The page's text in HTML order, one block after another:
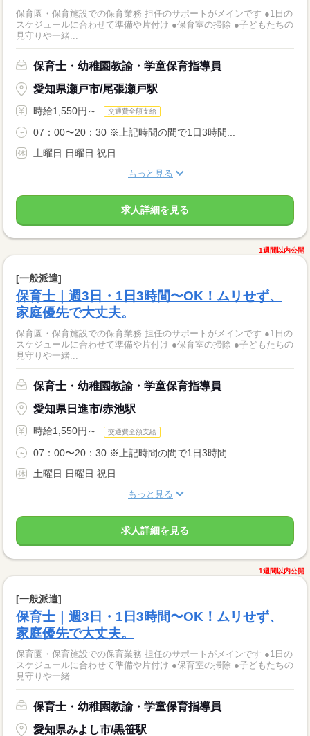
保育園・保育施設での保育業務 担任のサポートがメインです ●1日の
スケジュールに合わせて準備や片付け ●保育室の掃除 ●子どもたちの
見守りや一緒...
保育士・幼稚園教諭・学童保育指導員
愛知県瀬戸市/尾張瀬戸駅
時給1,550円～ 交通費全額支給
07：00〜20：30 ※上記時間の間で1日3時間...
土曜日 日曜日 祝日
もっと見る
求人詳細を見る
1週間以内公開
[一般派遣]
保育士｜週3日・1日3時間〜OK！ムリせず、
家庭優先で大丈夫。
保育園・保育施設での保育業務 担任のサポートがメインです ●1日の
スケジュールに合わせて準備や片付け ●保育室の掃除 ●子どもたちの
見守りや一緒...
保育士・幼稚園教諭・学童保育指導員
愛知県日進市/赤池駅
時給1,550円～ 交通費全額支給
07：00〜20：30 ※上記時間の間で1日3時間...
土曜日 日曜日 祝日
もっと見る
求人詳細を見る
1週間以内公開
[一般派遣]
保育士｜週3日・1日3時間〜OK！ムリせず、
家庭優先で大丈夫。
保育園・保育施設での保育業務 担任のサポートがメインです ●1日の
スケジュールに合わせて準備や片付け ●保育室の掃除 ●子どもたちの
見守りや一緒...
保育士・幼稚園教諭・学童保育指導員
愛知県みよし市/黒笹駅